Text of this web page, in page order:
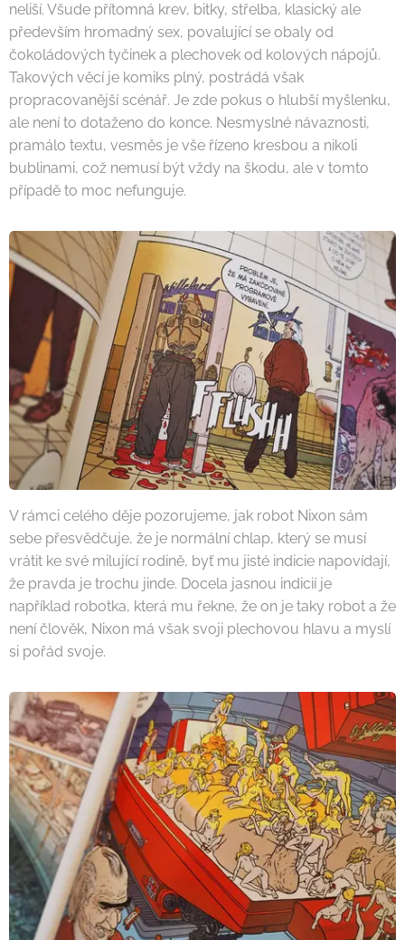
neliší. Všude přítomná krev, bitky, střelba, klasický ale
především hromadný sex, povalující se obaly od
čokoládových tyčinek a plechovek od kolových nápojů.
Takových věcí je komiks plný, postrádá však
propracovanější scénář. Je zde pokus o hlubší myšlenku,
ale není to dotaženo do konce. Nesmyslné návaznosti,
pramálo textu, vesměs je vše řízeno kresbou a nikoli
bublinami, což nemusí být vždy na škodu, ale v tomto
případě to moc nefunguje.
V rámci celého děje pozorujeme, jak robot Nixon sám
sebe přesvědčuje, že je normální chlap, který se musí
vrátit ke své milující rodině, byť mu jisté indicie napovídají,
že pravda je trochu jinde. Docela jasnou indicií je
například robotka, která mu řekne, že on je taky robot a že
není člověk, Nixon má však svoji plechovou hlavu a myslí
si pořád svoje.